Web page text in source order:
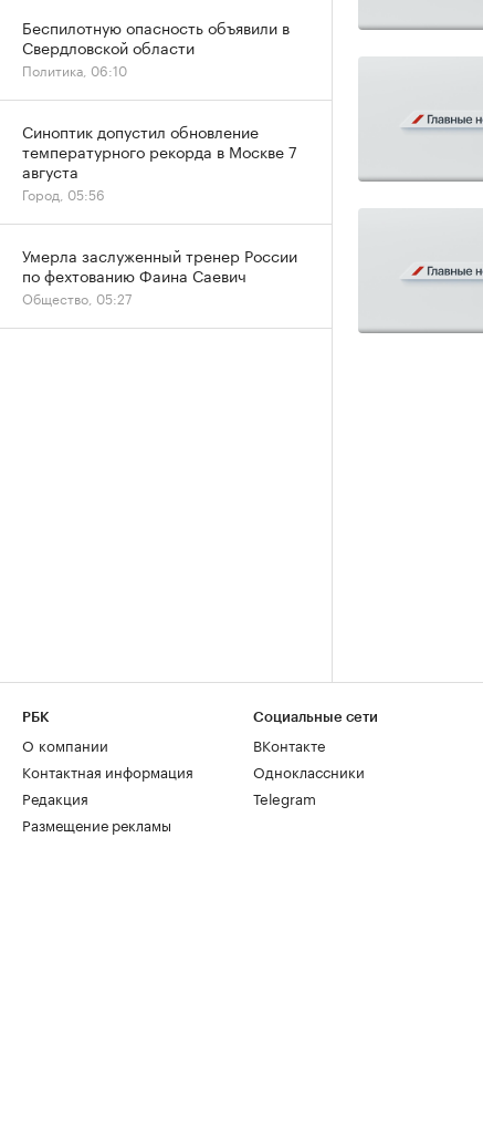
Беспилотную опасность объявили в
Свердловской области
Политика, 06:10
Синоптик допустил обновление
температурного рекорда в Москве 7
августа
Город, 05:56
Умерла заслуженный тренер России
по фехтованию Фаина Саевич
Общество, 05:27
РБК
О компании
Контактная информация
Редакция
Размещение рекламы
Социальные сети
ВКонтакте
Одноклассники
Telegram